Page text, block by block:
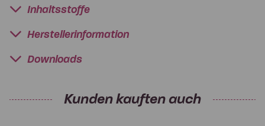
Inhaltsstoffe
Herstellerinformation
Downloads
Kunden kauften auch